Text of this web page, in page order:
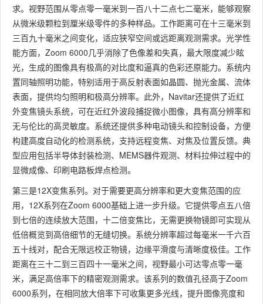
求。视野范围从零点零一毫米到一百八十二点七二毫米，能够观察
从微米级颗粒到厘米级零件的多种样品。工作距离可在十三毫米到
三百九十毫米之间变化，适应狭窄空间或远距离观测需求。光学性
能方面，Zoom 6000几乎消除了色像差和失真，最大限度减少眩
光，生成的图像具有极高的对比度和逼真的色彩还原能力。系统内
置同轴照明功能，特别适用于高反射表面如晶圆、抛光金属、流体
表面，提供均匀照明和极高分辨率。此外，Navitar还提供了近红
外变焦镜头系统，可在近红外波段捕捉微小图像，具有高分辨率和
无与伦比的高灵敏度。系统还提供多种电动镜头和控制设备，方便
构建高度自动化的检测系统，支持远程变焦、对焦及位置反馈。典
型应用包括半导体封装检测、MEMS器件观测、材料拉伸过程中的
显微成像、印刷电路板焊点检测。
第三是12X变焦系列。对于需要更高分辨率和更大变焦范围的应
用，12X系列在Zoom 6000基础上进一步升级。它提供零点五八倍
到七倍的连续放大范围，十二倍变焦比，无需更换物镜即可实现从
低倍概览到高倍细节的无缝切换。系统分辨率超过每毫米一千六百
五十线对，配合无限远校正物镜，边缘平滑度与清晰度极佳。工作
距离在三十二到三百四十一毫米之间，视野最小可达零点零一毫
米，满足高倍率下的精密观测需求。该系列的数值孔径高于Zoom
6000系列，在相同放大倍率下可收集更多光线，提升图像亮度和